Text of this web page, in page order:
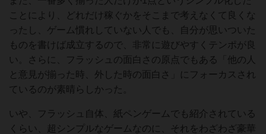
ことにより、どれだけ稼ぐかをそこまで考えなくて良くな
ったし、ゲーム慣れしていない人でも、自分が思いついた
ものを書けば成立するので、非常に遊びやすくテンポが良
い。さらに、フラッシュの面白さの原点でもある「他の人
と意見が揃った時、外した時の面白さ」にフォーカスされ
ているのが素晴らしかった。
いや、フラッシュ自体、紙ペンゲームでも紹介されている
くらい、超シンプルなゲームなのに、それをわざわざ豪華